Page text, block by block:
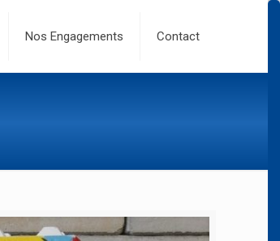
Nos Engagements Contact